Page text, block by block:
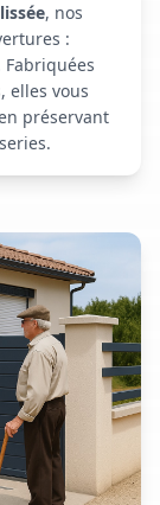
, nos
:
elles vous
préservant